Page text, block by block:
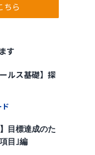
ちら
す
ルス基礎】探
目標達成のた
目｣編